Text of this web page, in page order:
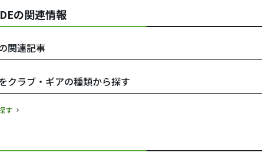
の関連情報
関連記事
クラブ・ギアの種類から探す
す